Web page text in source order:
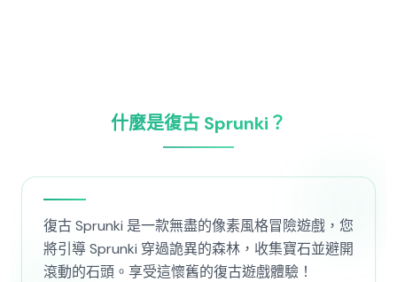
什麼是復古 Sprunki？
復古 Sprunki 是一款無盡的像素風格冒險遊戲，您
將引導 Sprunki 穿過詭異的森林，收集寶石並避開
滾動的石頭。享受這懷舊的復古遊戲體驗！